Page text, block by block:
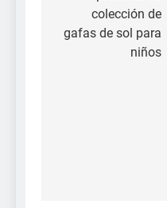
entradas
colección de
gafas de sol para
niños